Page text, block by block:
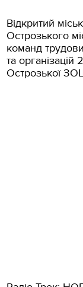
Відкритий
Острозького
команд
та організацій
Острозької ЗОШ